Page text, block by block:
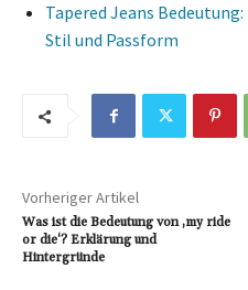
Tapered Jeans
Stil und Passform
Vorheriger Artikel
Was ist die Bedeutung von ‚my ride
or die‘? Erklärung und
Hintergründe